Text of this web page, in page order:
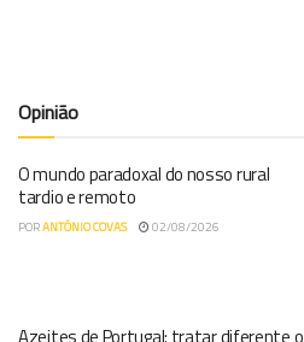
Opinião
O mundo paradoxal do nosso rural
tardio e remoto
PORANTÓNIO COVAS 02/08/2026